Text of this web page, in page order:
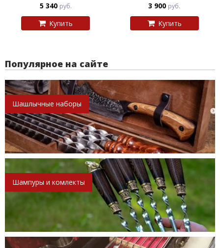
5 340 руб.
Купить
3 900 руб.
Купить
Популярное на сайте
Шашлычные наборы
Шампуры и комлекты